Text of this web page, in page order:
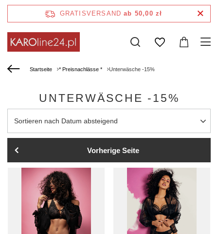
GRATISVERSAND ab 50,00 zł
Startseite * Preisnachlässe * Unterwäsche -15%
UNTERWÄSCHE -15%
Sortierung ändern
Sortieren nach Datum absteigend
Vorherige Seite